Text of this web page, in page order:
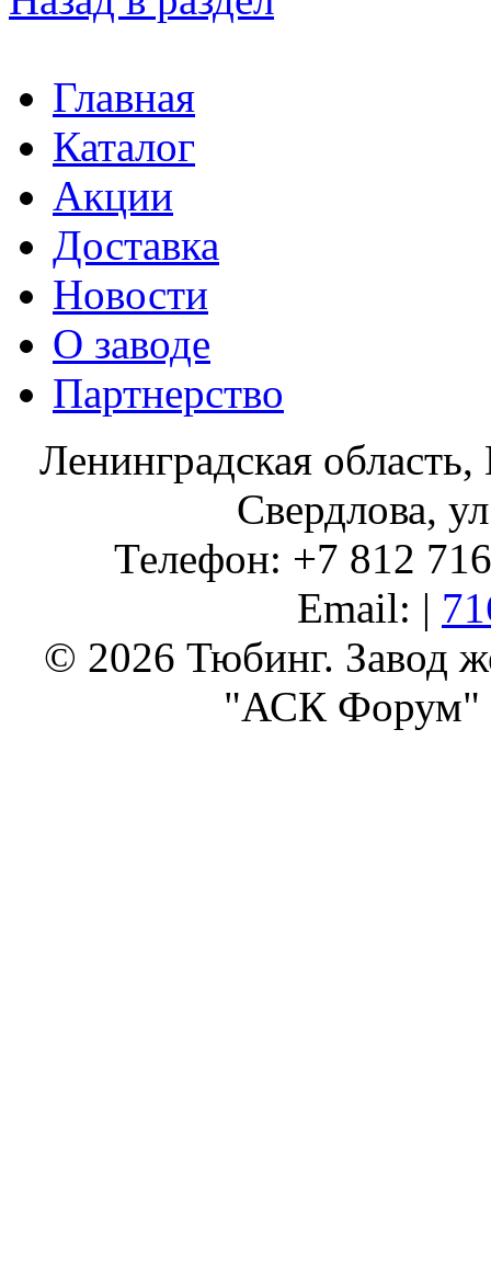
Главная
Каталог
Акции
Доставка
Новости
О заводе
Партнерство
Ленинградская
Свердлова,
Телефон: +7 812
Email: |
© 2026 Тюбинг. Завод
"АСК Форум"